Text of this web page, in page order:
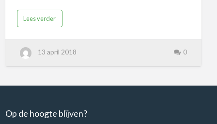
Lees verder
13 april 2018 0
Op de hoogte blijven?